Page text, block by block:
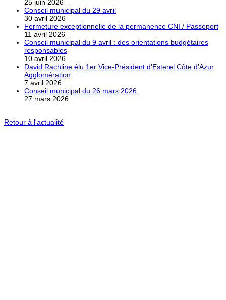
25 juin 2026
Conseil municipal du 29 avril
30 avril 2026
Fermeture exceptionnelle de la permanence CNI / Passeport
11 avril 2026
Conseil municipal du 9 avril : des orientations budgétaires
responsables
10 avril 2026
David Rachline élu 1er Vice-Président d’Esterel Côte d’Azur
Agglomération
7 avril 2026
Conseil municipal du 26 mars 2026
27 mars 2026
Retour à l'actualité